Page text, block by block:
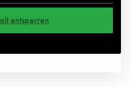
entsperren